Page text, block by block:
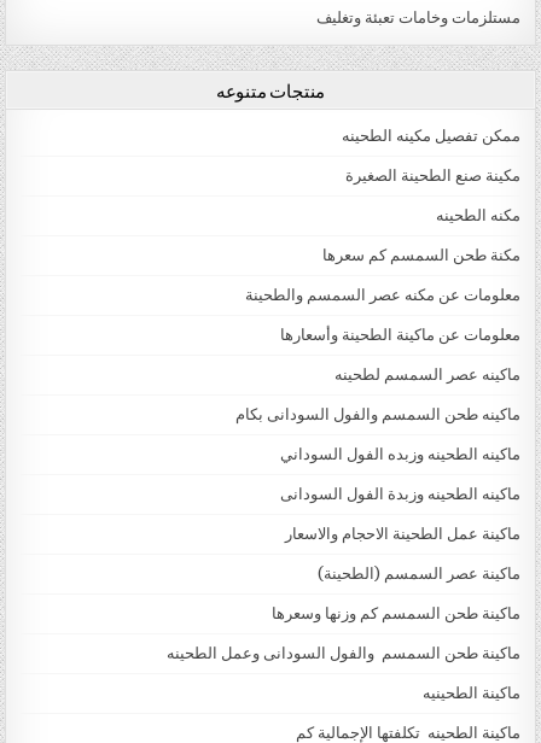
مستلزمات وخامات تعبئة وتغليف
منتجات متنوعه
ممكن تفصيل مكينه الطحينه
مكينة صنع الطحينة الصغيرة
مكنه الطحينه
مكنة طحن السمسم كم سعرها
معلومات عن مكنه عصر السمسم والطحينة
معلومات عن ماكينة الطحينة وأسعارها
ماكينه عصر السمسم لطحينه
ماكينه طحن السمسم والفول السودانى بكام
ماكينه الطحينه وزبده الفول السوداني
ماكينه الطحينه وزبدة الفول السودانى
ماكينة عمل الطحينة الاحجام والاسعار
ماكينة عصر السمسم (الطحينة)
ماكينة طحن السمسم كم وزنها وسعرها
ماكينة طحن السمسم والفول السودانى وعمل الطحينه
ماكينة الطحينيه
ماكينة الطحينه تكلفتها الإجمالية كم